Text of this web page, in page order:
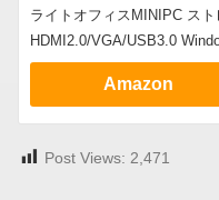
ライトオフィスMINIPC ス
HDMI2.0/VGA/USB3.0
Amazon
Post Views: 2,471